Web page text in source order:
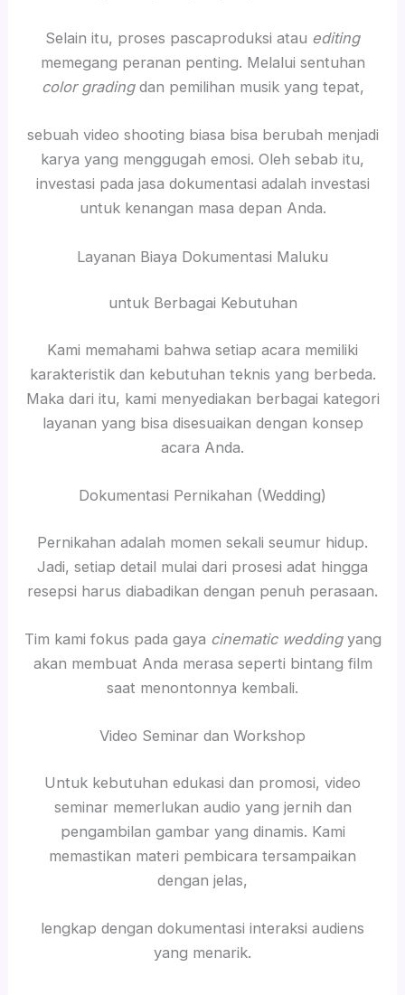
Selain itu, proses pascaproduksi atau editing
memegang peranan penting. Melalui sentuhan
color gradingdan pemilihan musik yang tepat,
sebuah video shooting biasa bisa berubah menjadi
karya yang menggugah emosi. Oleh sebab itu,
investasi pada jasa dokumentasi adalah investasi
untuk kenangan masa depan Anda.
Layanan Biaya Dokumentasi Maluku
untuk Berbagai Kebutuhan
Kami memahami bahwa setiap acara memiliki
karakteristik dan kebutuhan teknis yang berbeda.
Maka dari itu, kami menyediakan berbagai kategori
layanan yang bisa disesuaikan dengan konsep
acara Anda.
Dokumentasi Pernikahan (Wedding)
Pernikahan adalah momen sekali seumur hidup.
Jadi, setiap detail mulai dari prosesi adat hingga
resepsi harus diabadikan dengan penuh perasaan.
Tim kami fokus pada gaya cinematic weddingyang
akan membuat Anda merasa seperti bintang film
saat menontonnya kembali.
Video Seminar dan Workshop
Untuk kebutuhan edukasi dan promosi, video
seminar memerlukan audio yang jernih dan
pengambilan gambar yang dinamis. Kami
memastikan materi pembicara tersampaikan
dengan jelas,
lengkap dengan dokumentasi interaksi audiens
yang menarik.